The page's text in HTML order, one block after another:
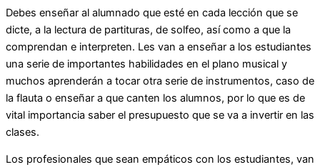
Debes enseñar al alumnado que esté en cada lección que se
dicte, a la lectura de partituras, de solfeo, así como a que la
comprendan e interpreten. Les van a enseñar a los estudiantes
una serie de importantes habilidades en el plano musical y
muchos aprenderán a tocar otra serie de instrumentos, caso de
la flauta o enseñar a que canten los alumnos, por lo que es de
vital importancia saber el presupuesto que se va a invertir en las
clases.
Los profesionales que sean empáticos con los estudiantes, van